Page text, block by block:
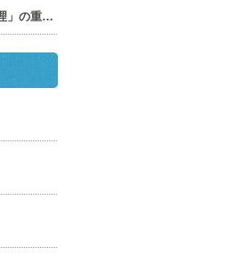
塗装工事の要「下地処理」の重要性